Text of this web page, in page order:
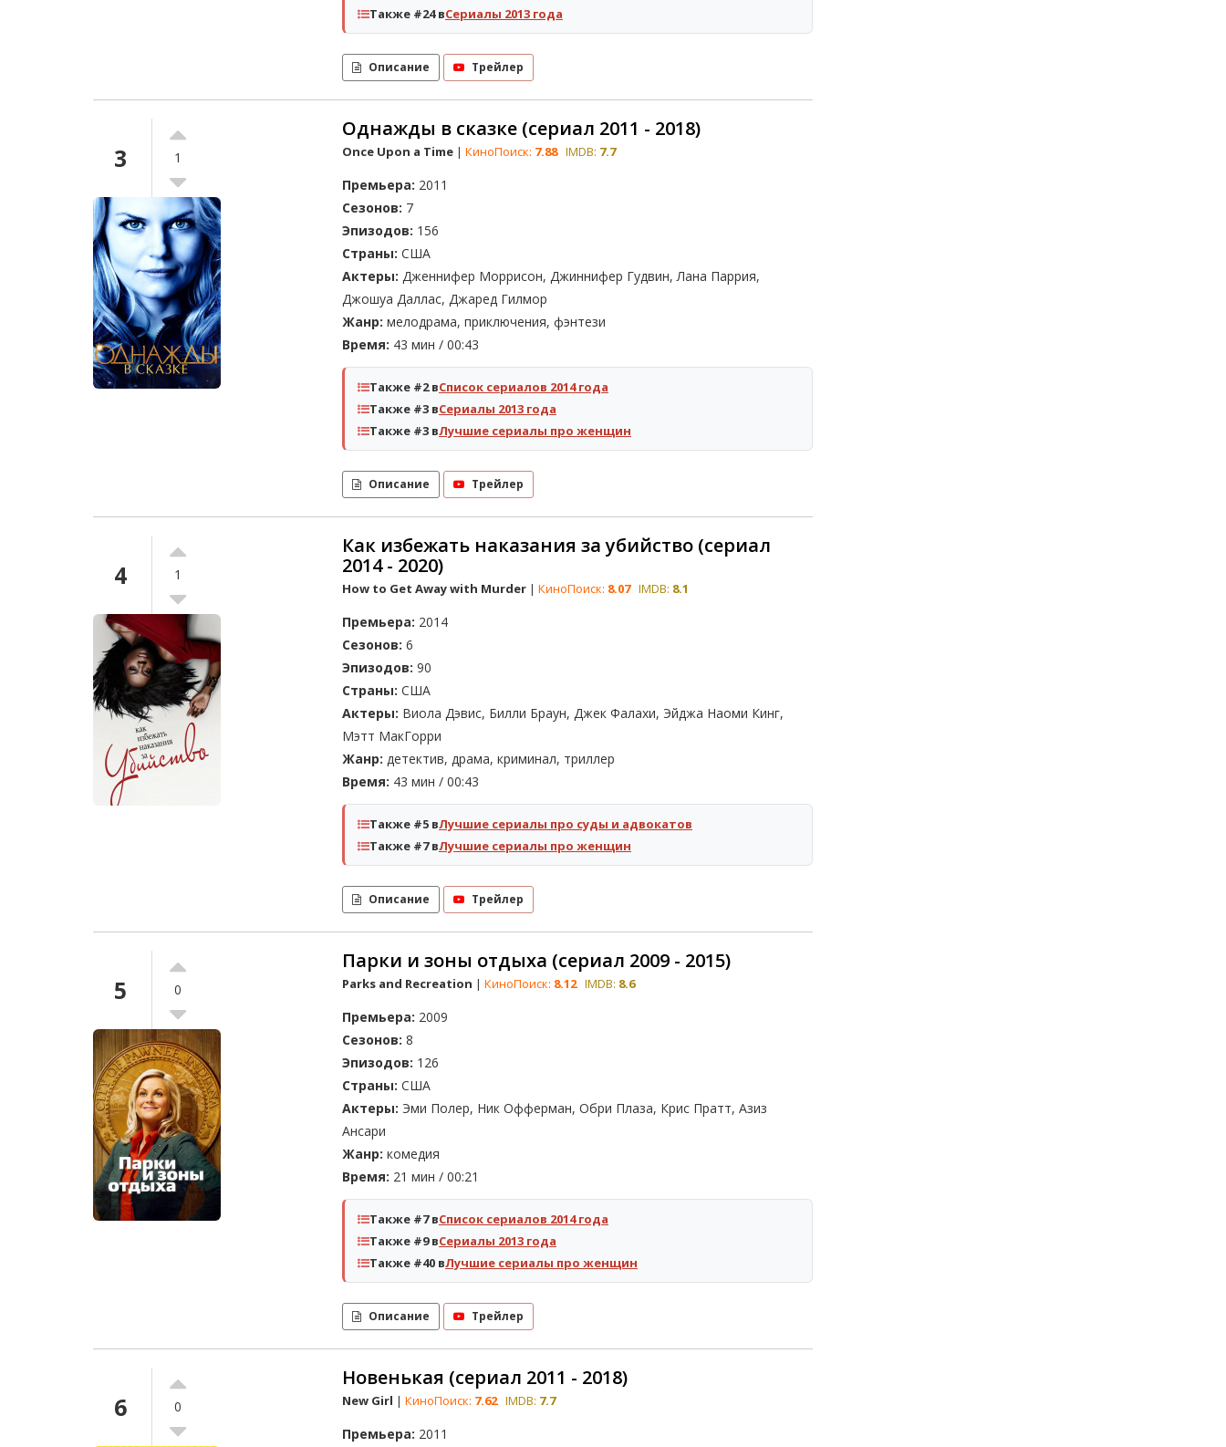
Также #24 вСериалы 2013 года
Описание Трейлер
3 1
Однажды в сказке (сериал 2011 - 2018)
Once Upon a Time | КиноПоиск: 7.88 IMDB: 7.7
Премьера: 2011
Сезонов: 7
Эпизодов: 156
Страны: США
Актеры: Дженнифер Моррисон, Джиннифер Гудвин, Лана Паррия,
Джошуа Даллас, Джаред Гилмор
Жанр: мелодрама, приключения, фэнтези
Время: 43 мин / 00:43
Также #2 вСписок сериалов 2014 года
Также #3 вСериалы 2013 года
Также #3 вЛучшие сериалы про женщин
Описание Трейлер
4 1
Как избежать наказания за убийство (сериал
2014 - 2020)
How to Get Away with Murder | КиноПоиск: 8.07 IMDB: 8.1
Премьера: 2014
Сезонов: 6
Эпизодов: 90
Страны: США
Актеры: Виола Дэвис, Билли Браун, Джек Фалахи, Эйджа Наоми Кинг,
Мэтт МакГорри
Жанр: детектив, драма, криминал, триллер
Время: 43 мин / 00:43
Также #5 вЛучшие сериалы про суды и адвокатов
Также #7 вЛучшие сериалы про женщин
Описание Трейлер
5 0
Парки и зоны отдыха (сериал 2009 - 2015)
Parks and Recreation | КиноПоиск: 8.12 IMDB: 8.6
Премьера: 2009
Сезонов: 8
Эпизодов: 126
Страны: США
Актеры: Эми Полер, Ник Офферман, Обри Плаза, Крис Пратт, Азиз
Ансари
Жанр: комедия
Время: 21 мин / 00:21
Также #7 вСписок сериалов 2014 года
Также #9 вСериалы 2013 года
Также #40 вЛучшие сериалы про женщин
Описание Трейлер
6 0
Новенькая (сериал 2011 - 2018)
New Girl | КиноПоиск: 7.62 IMDB: 7.7
Премьера: 2011